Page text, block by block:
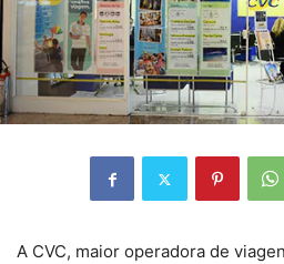
A CVC, maior operadora de